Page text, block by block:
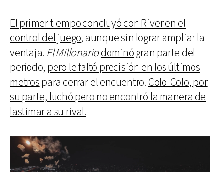
El primer tiempo concluyó con River en el
control del juego, aunque sin lograr ampliar la
ventaja. El Millonariodominógran parte del
período, pero le faltó precisión en los últimos
metrospara cerrar el encuentro. Colo-Colo, por
su parte, luchó pero no encontró la manera de
lastimar a su rival.